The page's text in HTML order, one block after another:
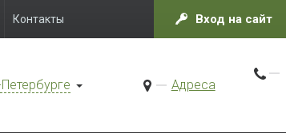
Контакты Вход на сайт
Адреса